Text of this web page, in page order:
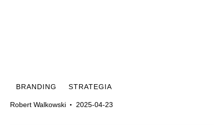
BRANDING STRATEGIA
Robert Walkowski 2025-04-23